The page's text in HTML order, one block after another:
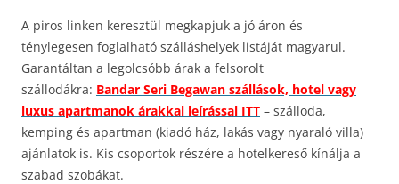
A piros linken keresztül megkapjuk a jó áron és
ténylegesen foglalható szálláshelyek listáját magyarul.
Garantáltan a legolcsóbb árak a felsorolt
szállodákra: Bandar Seri Begawan szállások, hotel vagy
luxus apartmanok árakkal leírással ITT – szálloda,
kemping és apartman (kiadó ház, lakás vagy nyaraló villa)
ajánlatok is. Kis csoportok részére a hotelkereső kínálja a
szabad szobákat.